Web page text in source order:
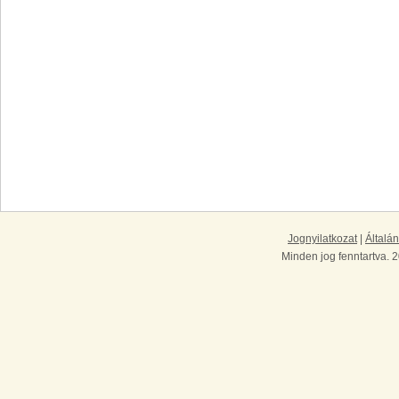
Jognyilatkozat|
Minden jog fenntartva.